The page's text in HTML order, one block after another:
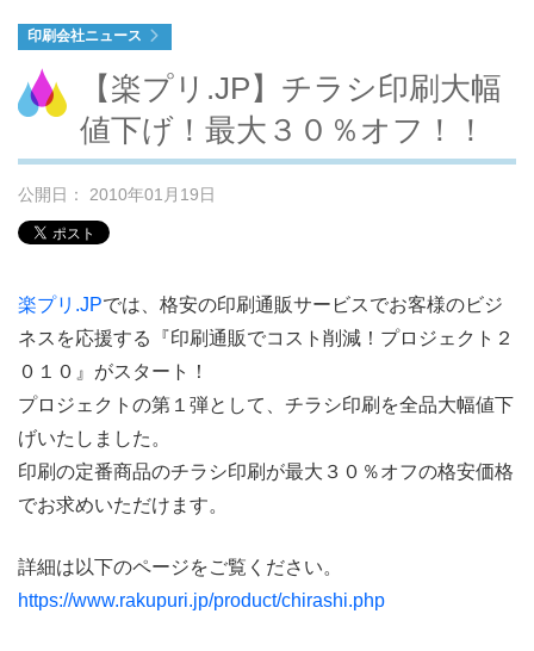
印刷会社ニュース
【楽プリ.JP】チラシ印刷大幅
値下げ！最大３０％オフ！！
公開日： 2010年01月19日
楽プリ.JPでは、格安の印刷通販サービスでお客様のビジ
ネスを応援する『印刷通販でコスト削減！プロジェクト２
０１０』がスタート！
プロジェクトの第１弾として、チラシ印刷を全品大幅値下
げいたしました。
印刷の定番商品のチラシ印刷が最大３０％オフの格安価格
でお求めいただけます。
詳細は以下のページをご覧ください。
https://www.rakupuri.jp/product/chirashi.php